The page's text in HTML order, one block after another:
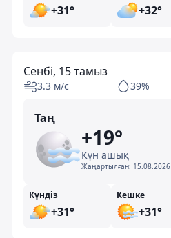
+31° +32°
Сенбі, 15 тамыз
3.3 м/с 39%
Таң
+19°
Күн ашық
Жаңартылған: 15.08.2026
Күндіз
+31°
Кешке
+31°